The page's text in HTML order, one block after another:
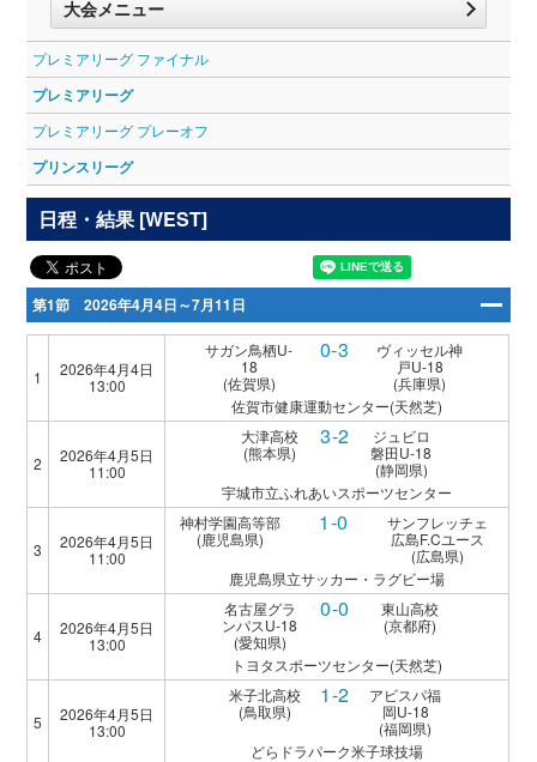
大会メニュー
プレミアリーグ ファイナル
プレミアリーグ
プレミアリーグ プレーオフ
プリンスリーグ
日程・結果 [WEST]
第1節 2026年4月4日～7月11日
1
2026年4月4日
13:00
サガン鳥栖U-
18
(佐賀県)
0-3
ヴィッセル神
戸U-18
(兵庫県)
佐賀市健康運動センター(天然芝)
2
2026年4月5日
11:00
大津高校
(熊本県)
3-2
ジュビロ
磐田U-18
(静岡県)
宇城市立ふれあいスポーツセンター
3
2026年4月5日
11:00
神村学園高等部
(鹿児島県)
1-0
サンフレッチェ
広島F.Cユース
(広島県)
鹿児島県立サッカー・ラグビー場
4
2026年4月5日
13:00
名古屋グラ
ンパスU-18
(愛知県)
0-0
東山高校
(京都府)
トヨタスポーツセンター(天然芝)
5
2026年4月5日
13:00
米子北高校
(鳥取県)
1-2
アビスパ福
岡U-18
(福岡県)
どらドラパーク米子球技場